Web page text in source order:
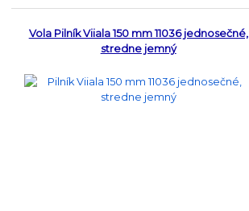
Vola Pilník Viiala 150 mm 11036 jednosečné,
stredne jemný